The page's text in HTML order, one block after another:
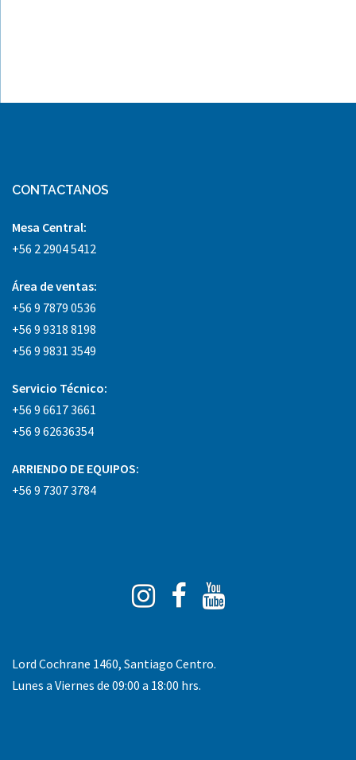
CONTACTANOS
Mesa Central:
+56 2 2904 5412
Área de ventas:
+56 9 7879 0536
+56 9 9318 8198
+56 9 9831 3549
Servicio Técnico:
+56 9 6617 3661
+56 9 62636354
ARRIENDO DE EQUIPOS:
+56 9 7307 3784
Instagram
Facebook
Tube
Lord Cochrane 1460, Santiago Centro.
Lunes a Viernes de 09:00 a 18:00 hrs.